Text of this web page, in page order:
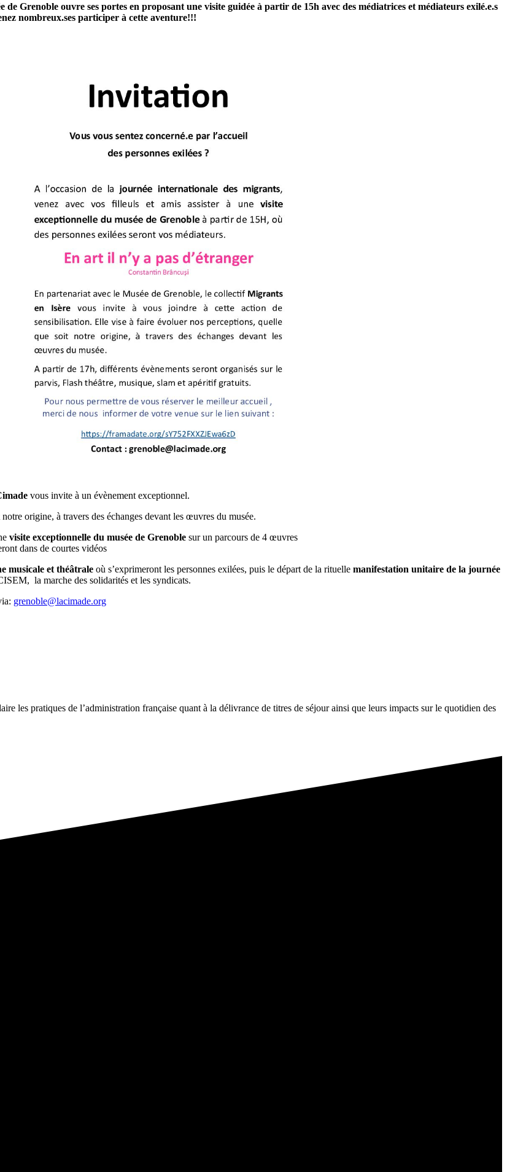
Grenoble ouvre ses portes en proposant une visite guidée à partir de 15h avec des médiatrices et médiateurs exilé.e.s
nombreux.ses participer à cette aventure!!!
vous invite à un évènement exceptionnel.
origine, à travers des échanges devant les œuvres du musée.
visite exceptionnelle du musée de Grenoble sur un parcours de 4 œuvres
dans de courtes vidéos
musicale et théâtrale où s’exprimeront les personnes exilées, puis le départ de la rituelle manifestation unitaire de la journée
la marche des solidarités et les syndicats.
grenoble@lacimade.org
les pratiques de l’administration française quant à la délivrance de titres de séjour ainsi que leurs impacts sur le quotidien des